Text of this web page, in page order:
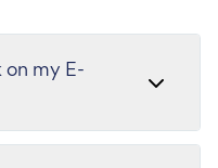
on my E-